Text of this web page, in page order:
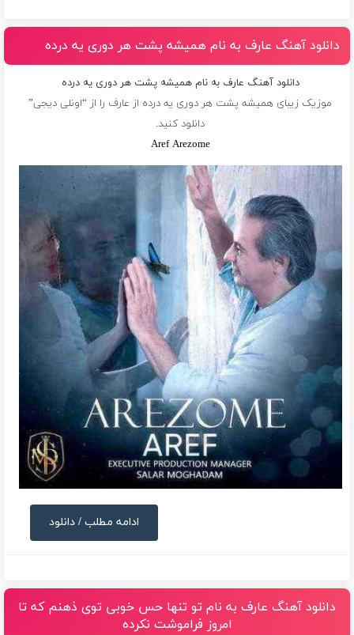
دانلود آهنگ عارف به نام همیشه پشت هر دوری یه درده
دانلود آهنگ عارف به نام همیشه پشت هر دوری یه درده
موزیک زیبای همیشه پشت هر دوری یه درده از عارف را از “اونلی دیجی”
دانلود کنید.
Aref Arezome
ادامه مطلب / دانلود
دانلود آهنگ عارف به نام تو تنها حس خوبی توی ذهنم که تا
امروز فراموشت نکرده